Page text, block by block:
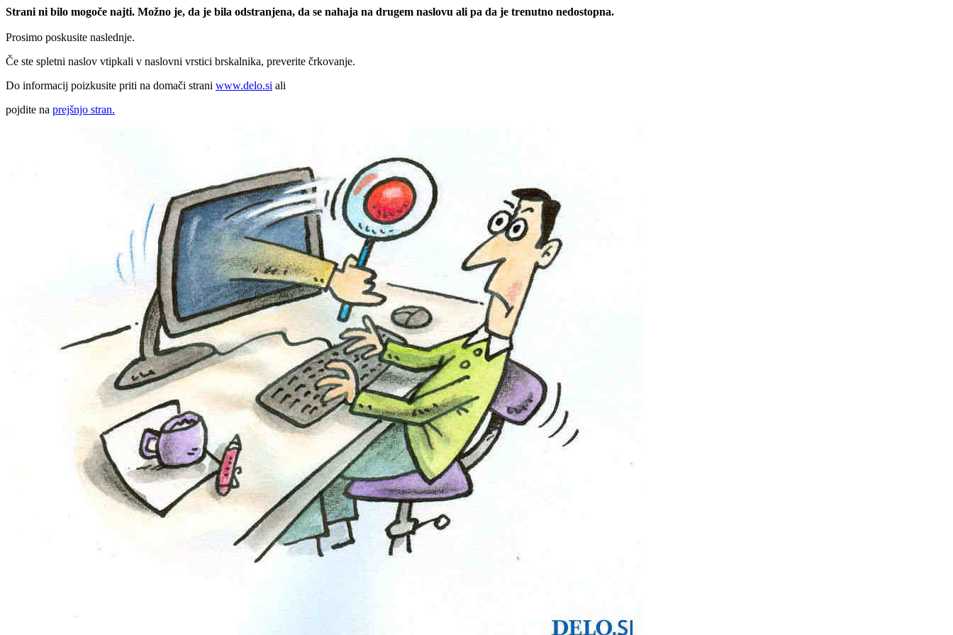
Strani ni bilo mogoče najti. Možno je, da je bila odstranjena, da se nahaja na drugem naslovu ali pa da je trenutno nedostopna.
Prosimo poskusite naslednje.
Če ste spletni naslov vtipkali v naslovni vrstici brskalnika, preverite črkovanje.
Do informacij poizkusite priti na domači strani www.delo.si ali
pojdite na prejšnjo stran.